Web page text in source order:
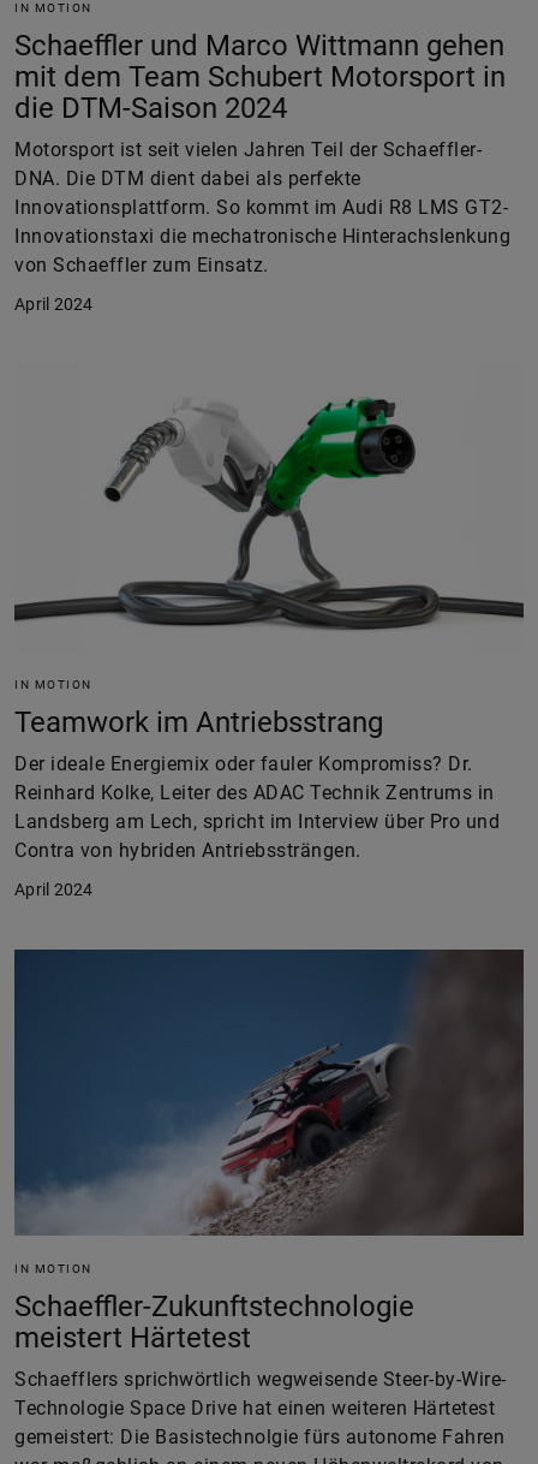
IN MOTION
Schaeffler und Marco Wittmann gehen
mit dem Team Schubert Motorsport in
die DTM-Saison 2024
Motorsport ist seit vielen Jahren Teil der Schaeffler-
DNA. Die DTM dient dabei als perfekte
Innovationsplattform. So kommt im Audi R8 LMS GT2-
Innovationstaxi die mechatronische Hinterachslenkung
von Schaeffler zum Einsatz.
April 2024
IN MOTION
Teamwork im Antriebsstrang
Der ideale Energiemix oder fauler Kompromiss? Dr.
Reinhard Kolke, Leiter des ADAC Technik Zentrums in
Landsberg am Lech, spricht im Interview über Pro und
Contra von hybriden Antriebssträngen.
April 2024
IN MOTION
Schaeffler-Zukunftstechnologie
meistert Härtetest
Schaefflers sprichwörtlich wegweisende Steer-by-Wire-
Technologie Space Drive hat einen weiteren Härtetest
gemeistert: Die Basistechnolgie fürs autonome Fahren